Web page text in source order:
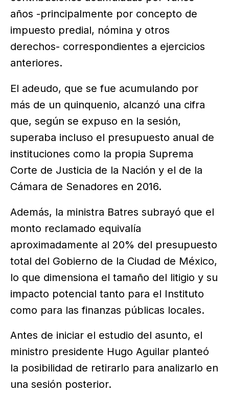
años -principalmente por concepto de
impuesto predial, nómina y otros
derechos- correspondientes a ejercicios
anteriores.
El adeudo, que se fue acumulando por
más de un quinquenio, alcanzó una cifra
que, según se expuso en la sesión,
superaba incluso el presupuesto anual de
instituciones como la propia Suprema
Corte de Justicia de la Nación y el de la
Cámara de Senadores en 2016.
Además, la ministra Batres subrayó que el
monto reclamado equivalía
aproximadamente al 20% del presupuesto
total del Gobierno de la Ciudad de México,
lo que dimensiona el tamaño del litigio y su
impacto potencial tanto para el Instituto
como para las finanzas públicas locales.
Antes de iniciar el estudio del asunto, el
ministro presidente Hugo Aguilar planteó
la posibilidad de retirarlo para analizarlo en
una sesión posterior.